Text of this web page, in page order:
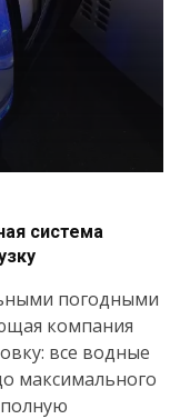
система
погодными
компания
все водные
максимального